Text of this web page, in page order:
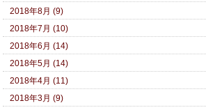
2018年8月 (9)
2018年7月 (10)
2018年6月 (14)
2018年5月 (14)
2018年4月 (11)
2018年3月 (9)